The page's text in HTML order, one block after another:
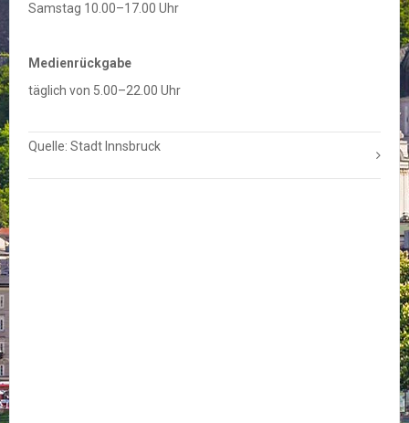
Samstag 10.00–17.00 Uhr
Medienrückgabe
täglich von 5.00–22.00 Uhr
Quelle: Stadt Innsbruck